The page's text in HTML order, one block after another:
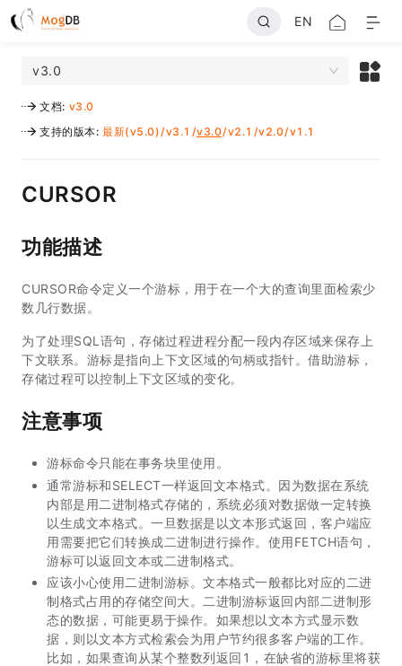
EN
v3.0
文档: v3.0
支持的版本: 最新(v5.0)/v3.1 /v3.0/v2.1 /v2.0/v1.1
CURSOR
功能描述
CURSOR命令定义一个游标，用于在一个大的查询里面检索少
数几行数据。
为了处理SQL语句，存储过程进程分配一段内存区域来保存上
下文联系。游标是指向上下文区域的句柄或指针。借助游标，
存储过程可以控制上下文区域的变化。
注意事项
游标命令只能在事务块里使用。
通常游标和SELECT一样返回文本格式。因为数据在系统
内部是用二进制格式存储的，系统必须对数据做一定转换
以生成文本格式。一旦数据是以文本形式返回，客户端应
用需要把它们转换成二进制进行操作。使用FETCH语句，
游标可以返回文本或二进制格式。
应该小心使用二进制游标。文本格式一般都比对应的二进
制格式占用的存储空间大。二进制游标返回内部二进制形
态的数据，可能更易于操作。如果想以文本方式显示数
据，则以文本方式检索会为用户节约很多客户端的工作。
比如，如果查询从某个整数列返回1，在缺省的游标里将获